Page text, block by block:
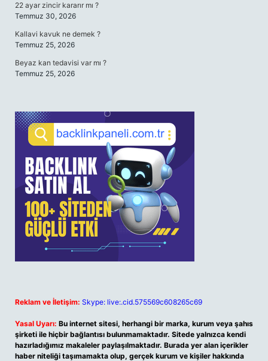
22 ayar zincir kararır mı ?
Temmuz 30, 2026
Kallavi kavuk ne demek ?
Temmuz 25, 2026
Beyaz kan tedavisi var mı ?
Temmuz 25, 2026
Reklam ve İletişim: Skype: live:.cid.575569c608265c69
Yasal Uyarı: Bu internet sitesi, herhangi bir marka, kurum veya şahıs
şirketi ile hiçbir bağlantısı bulunmamaktadır. Sitede yalnızca kendi
hazırladığımız makaleler paylaşılmaktadır. Burada yer alan içerikler
haber niteliği taşımamakta olup, gerçek kurum ve kişiler hakkında